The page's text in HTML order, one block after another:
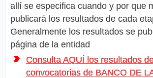
allí se especifica cuando y por que
publicará los resultados de cada
Generalmente los resultados se
página de la entidad
Consulta AQUÍ los resultados
convocatorias de BANCO DE